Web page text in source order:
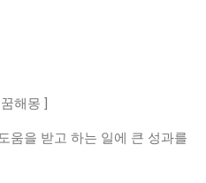
해몽 ]
움을 받고 하는 일에 큰 성과를